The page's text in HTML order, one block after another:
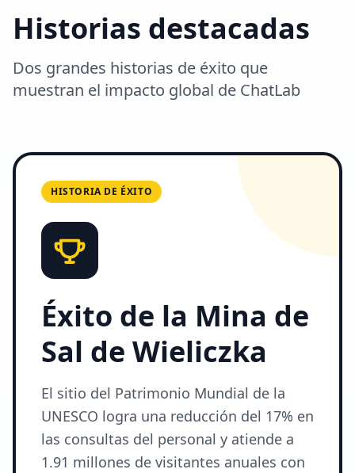
Historias destacadas
Dos grandes historias de éxito que
muestran el impacto global de ChatLab
HISTORIA DE ÉXITO
Éxito de la Mina de
Sal de Wieliczka
El sitio del Patrimonio Mundial de la
UNESCO logra una reducción del 17% en
las consultas del personal y atiende a
1.91 millones de visitantes anuales con